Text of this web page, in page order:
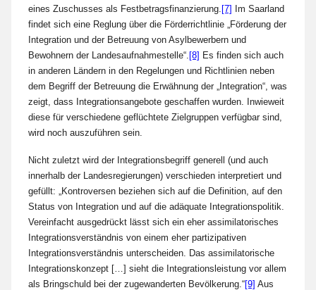
eines Zuschusses als Festbetragsfinanzierung. [7]
Im Saarland
findet sich eine Reglung über die Förderrichtlinie „Förderung der
Integration und der Betreuung von Asylbewerbern und
Bewohnern der Landesaufnahmestelle“. [8] Es finden sich auch
in anderen Ländern in den Regelungen und Richtlinien neben
dem Begriff der Betreuung die Erwähnung der „Integration“, was
zeigt, dass Integrationsangebote geschaffen wurden. Inwieweit
diese für verschiedene geflüchtete Zielgruppen verfügbar sind,
wird noch auszuführen sein.
Nicht zuletzt wird der Integrationsbegriff generell (und auch
innerhalb der Landesregierungen) verschieden interpretiert und
gefüllt: „Kontroversen beziehen sich auf die Definition, auf den
Status von Integration und auf die adäquate Integrationspolitik.
Vereinfacht ausgedrückt lässt sich ein eher assimilatorisches
Integrationsverständnis von einem eher partizipativen
Integrationsverständnis unterscheiden. Das assimilatorische
Integrationskonzept […] sieht die Integrationsleistung vor allem
als Bringschuld bei der zugewanderten Bevölkerung.“[9] Aus